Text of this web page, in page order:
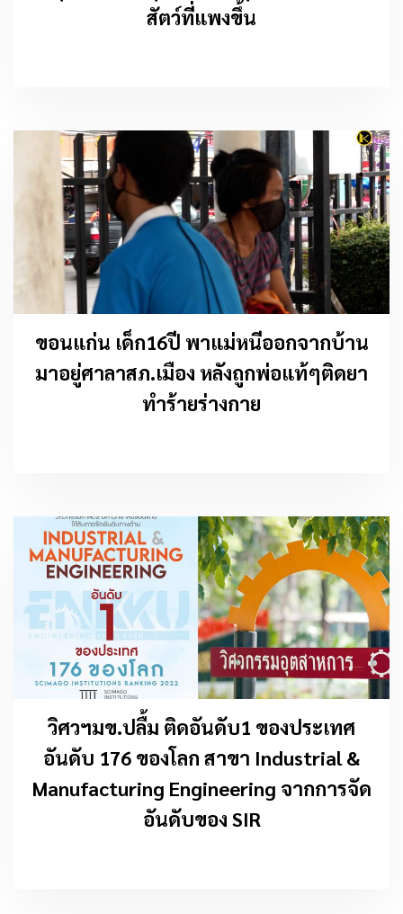
สัตว์ที่แพงขึ้น
ขอนแก่น เด็ก16ปี พาแม่หนีออกจากบ้าน
มาอยู่ศาลาสภ.เมือง หลังถูกพ่อแท้ๆติดยา
ทำร้ายร่างกาย
วิศวฯมข.ปลื้ม ติดอันดับ1 ของประเทศ
อันดับ 176 ของโลก สาขา Industrial &
Manufacturing Engineering จากการจัด
อันดับของ SIR